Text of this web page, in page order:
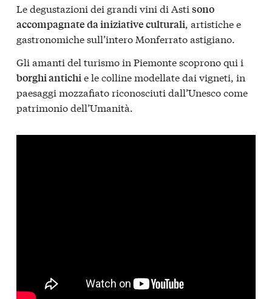
Le degustazioni dei grandi vini di Asti sono
accompagnate da iniziative culturali, artistiche e
gastronomiche sull’intero Monferrato astigiano.
Gli amanti del turismo in Piemonte scoprono qui i
borghi antichi e le colline modellate dai vigneti, in
paesaggi mozzafiato riconosciuti dall’Unesco come
patrimonio dell’Umanità.